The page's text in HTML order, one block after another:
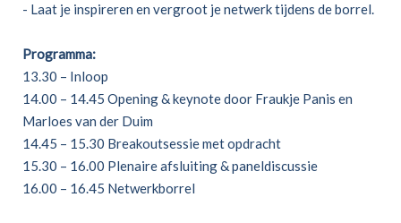
- Laat je inspireren en vergroot je netwerk tijdens de borrel.
Programma:
13.30 – Inloop
14.00 – 14.45 Opening & keynote door Fraukje Panis en
Marloes van der Duim
14.45 – 15.30 Breakoutsessie met opdracht
15.30 – 16.00 Plenaire afsluiting & paneldiscussie
16.00 – 16.45 Netwerkborrel